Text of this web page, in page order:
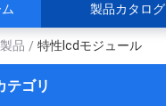
製品カタログ
製品 / 特性lcdモジュール
テゴリ